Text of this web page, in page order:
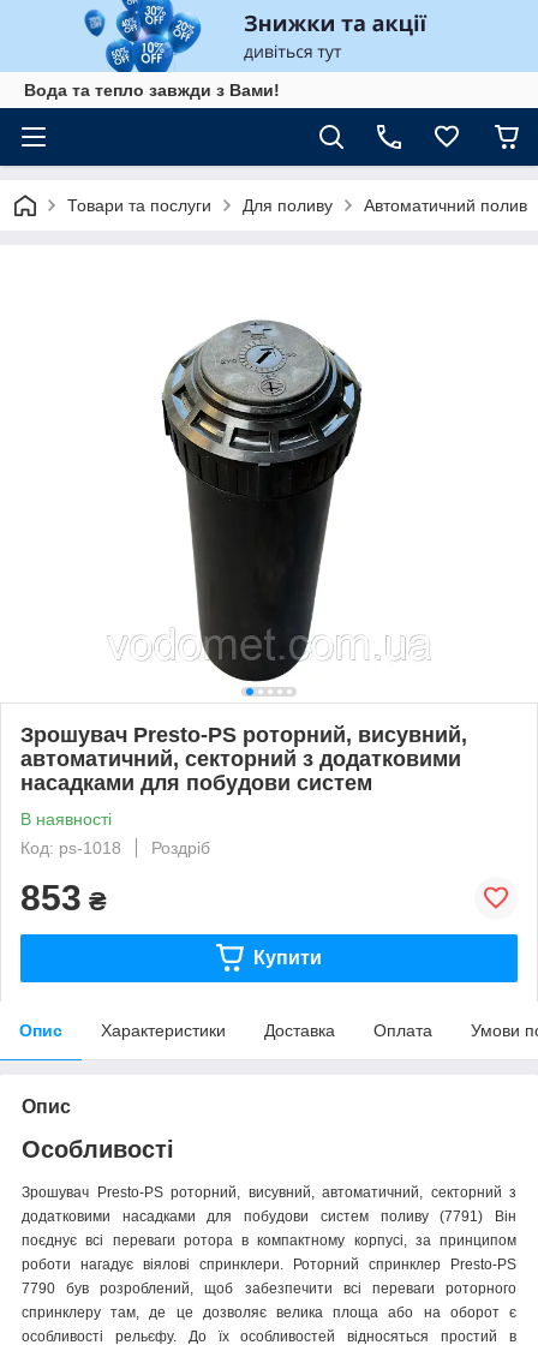
Вода та тепло завжди з Вами!
Товари та послуги Для поливу Автоматичний полив
Зрошувач Presto-PS роторний, висувний,
автоматичний, секторний з додатковими
насадками для побудови систем
В наявності
Код: ps-1018
Роздріб
853 ₴
Купити
Опис Характеристики Доставка Оплата Умови
Опис
Особливості
Зрошувач Presto-PS роторний, висувний, автоматичний, секторний з
додатковими насадками для побудови систем поливу (7791) Він
поєднує всі переваги ротора в компактному корпусі, за принципом
роботи нагадує віялові спринклери. Роторний спринклер Presto-PS
7790 був розроблений, щоб забезпечити всі переваги роторного
спринклеру там, де це дозволяє велика площа або на оборот є
особливості рельєфу. До їх особливостей відносяться простий в